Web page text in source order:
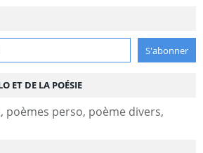
ET DE LA POÉSIE
poèmes perso, poème divers,